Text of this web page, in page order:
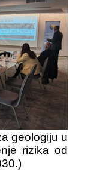
geologiju u
rizika od